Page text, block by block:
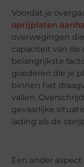
Voordat je
oprijplaten
overwegingen
capaciteit van de
belangrijkste
goederen die je
binnen het
vallen.
gevaarlijke
lading als de
Een ander